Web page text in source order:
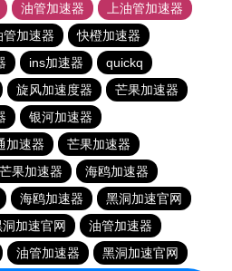
油管加速器
上油管加速器
管加速器
快橙加速器
ins加速器
quickq
旋风加速度器
芒果加速器
银河加速器
加速器
芒果加速器
芒果加速器
海鸥加速器
海鸥加速器
黑洞加速官网
洞加速官网
油管加速器
油管加速器 黑洞加速官网